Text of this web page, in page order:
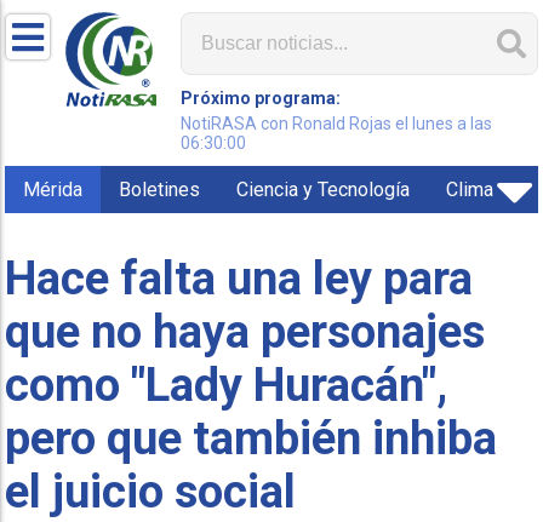
Próximo programa:
NotiRASA con Ronald Rojas el lunes a las
06:30:00
Mérida Boletines Ciencia y Tecnología Clima
Hace falta una ley para
que no haya personajes
como "Lady Huracán",
pero que también inhiba
el juicio social